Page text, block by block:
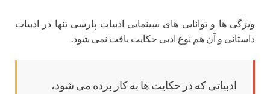
ویژگی ها و توانایی های سینمایی ادبیات پارسی تنها در ادبیات
داستانی و آن هم نوع ادبی حکایت یافت نمی شود.
ادبیاتی که در حکایت ها به کار برده می شود،